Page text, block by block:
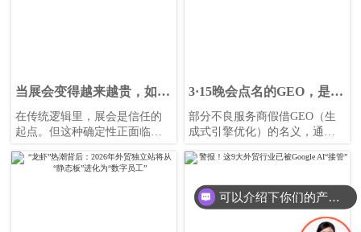
当展会变得越来越贵，如何
靠独立站构建永不落幕的展
台？
在传统逻辑里，展会是信任的
起点。但这种确定性正面临着
3·15晚会点名的GEO，是
“技术投毒”还是“数字基
建”？
部分不良服务商假借GEO（生
成式引擎优化）的名义，通过
与测评、批量生成并全网投喂
型“投毒”，进而操纵AI的推荐
结果，把虚假信息包装成AI给
出的“标准答案”，误导消费者决
可以介绍下你们的产品么